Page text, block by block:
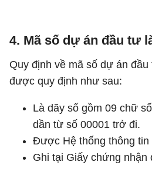
4. Mã số dự án đầu tư
Quy định về mã số dự án
được quy định như sau:
Là dãy số gồm 09 chữ
dần từ số 00001 trở đi.
Được Hệ thống thông
Ghi tại Giấy chứng